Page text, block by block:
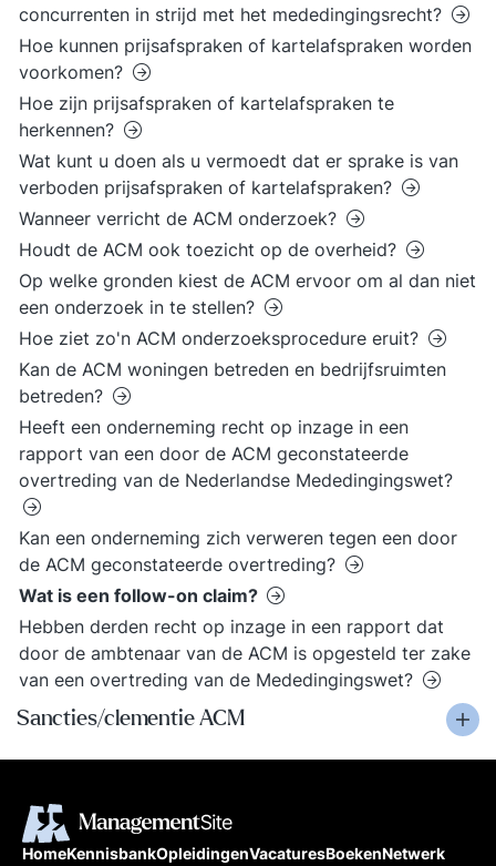
concurrenten in strijd met het mededingingsrecht?
Hoe kunnen prijsafspraken of kartelafspraken worden
voorkomen?
Hoe zijn prijsafspraken of kartelafspraken te
herkennen?
Wat kunt u doen als u vermoedt dat er sprake is van
verboden prijsafspraken of kartelafspraken?
Wanneer verricht de ACM onderzoek?
Houdt de ACM ook toezicht op de overheid?
Op welke gronden kiest de ACM ervoor om al dan niet
een onderzoek in te stellen?
Hoe ziet zo'n ACM onderzoeksprocedure eruit?
Kan de ACM woningen betreden en bedrijfsruimten
betreden?
Heeft een onderneming recht op inzage in een
rapport van een door de ACM geconstateerde
overtreding van de Nederlandse Mededingingswet?
Kan een onderneming zich verweren tegen een door
de ACM geconstateerde overtreding?
Wat is een follow-on claim?
Hebben derden recht op inzage in een rapport dat
door de ambtenaar van de ACM is opgesteld ter zake
van een overtreding van de Mededingingswet?
Sancties/clementie ACM
HomeKennisbankOpleidingenVacaturesBoekenNetwerk